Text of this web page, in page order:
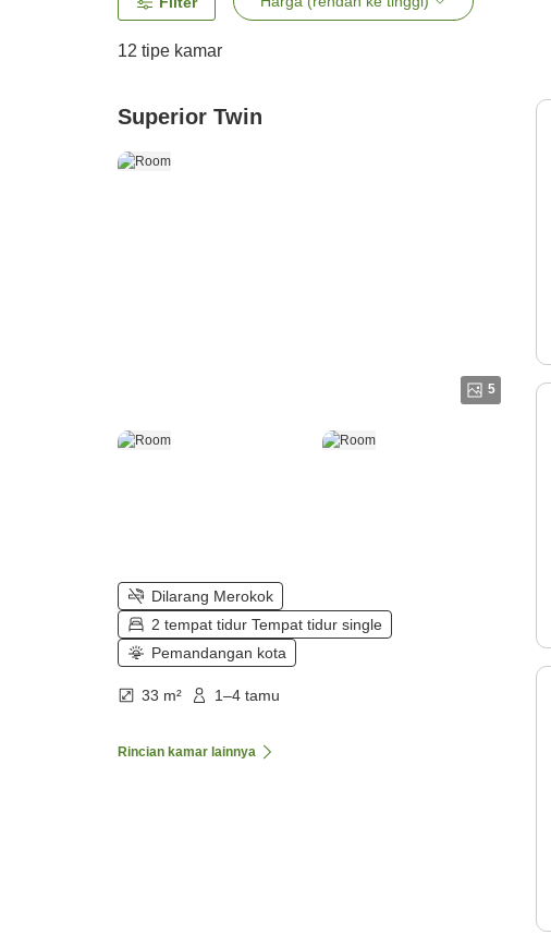
12 tipe kamar
Superior Twin
5
Dilarang Merokok
2 tempat tidur Tempat tidur single
Pemandangan kota
33 m² 1–4 tamu
Rincian kamar lainnya